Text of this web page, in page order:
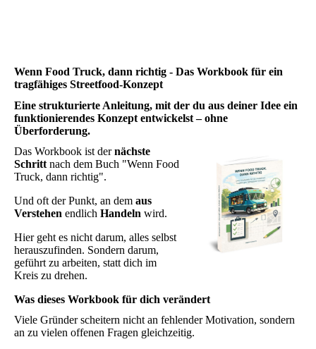
Wenn Food Truck, dann richtig - Das Workbook für ein
tragfähiges Streetfood-Konzept
Eine strukturierte Anleitung, mit der du aus deiner Idee ein
funktionierendes Konzept entwickelst – ohne
Überforderung.
Das Workbook ist dernächste
Schritt nach dem Buch "Wenn Food
Truck, dann richtig".
Und oft der Punkt, an dem aus
Verstehen endlich Handeln wird.
Hier geht es nicht darum, alles selbst
herauszufinden. Sondern darum,
geführt zu arbeiten, statt dich im
Kreis zu drehen.
Was dieses Workbook für dich verändert
Viele Gründer scheitern nicht an fehlender Motivation, sondern
an zu vielen offenen Fragen gleichzeitig.